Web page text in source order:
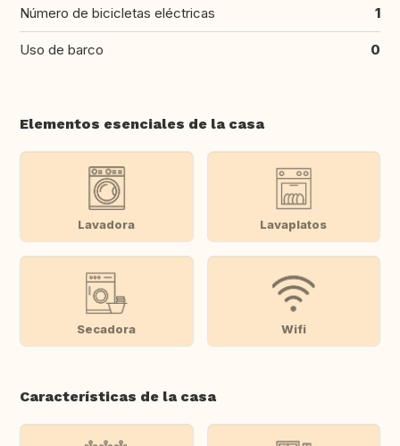
Número de bicicletas eléctricas 1
Uso de barco 0
Elementos esenciales de la casa
Lavadora Lavaplatos
Secadora Wifi
Características de la casa